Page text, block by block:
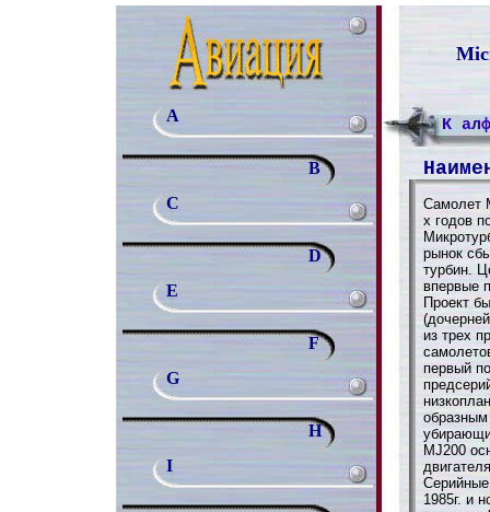
A
B
C
D
E
F
G
H
I
К
Самолет
х годов
рынок
турбин.
впервые
Проект
из трех
первый
МJ200
1985г. и